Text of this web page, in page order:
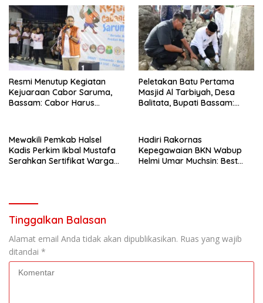
Resmi Menutup Kegiatan
Kejuaraan Cabor Saruma,
Bassam: Cabor Harus
Peletakan Batu Pertama
Masjid Al Tarbiyah, Desa
Balitata, Bupati Bassam:
Mewakili Pemkab Halsel
Kadis Perkim Ikbal Mustafa
Serahkan Sertifikat Warga
Hadiri Rakornas
Kepegawaian BKN Wabup
Helmi Umar Muchsin: Best
Tinggalkan Balasan
Alamat email Anda tidak akan dipublikasikan. Ruas yang wajib
ditandai *